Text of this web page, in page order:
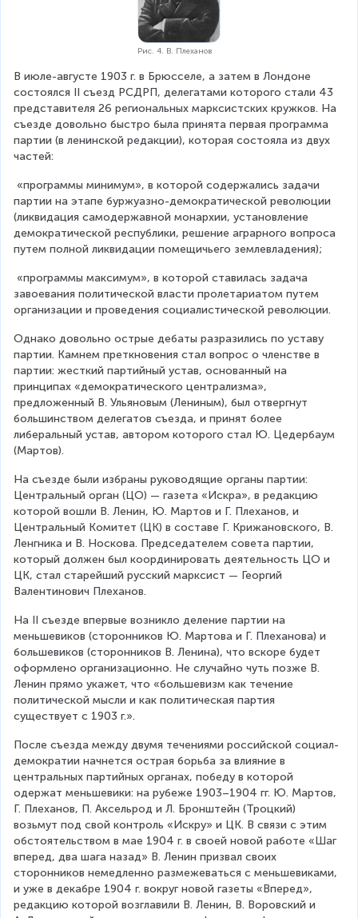
Рис. 4. В. Плеханов
В июле-августе 1903 г. в Брюсселе, а затем в Лондоне
состоялся II съезд РСДРП, делегатами которого стали 43
представителя 26 региональных марксистских кружков. На
съезде довольно быстро была принята первая программа
партии (в ленинской редакции), которая состояла из двух
частей:
«программы минимум», в которой содержались задачи
партии на этапе буржуазно-демократической революции
(ликвидация самодержавной монархии, установление
демократической республики, решение аграрного вопроса
путем полной ликвидации помещичьего землевладения);
«программы максимум», в которой ставилась задача
завоевания политической власти пролетариатом путем
организации и проведения социалистической революции.
Однако довольно острые дебаты разразились по уставу
партии. Камнем преткновения стал вопрос о членстве в
партии: жесткий партийный устав, основанный на
принципах «демократического централизма»,
предложенный В. Ульяновым (Лениным), был отвергнут
большинством делегатов съезда, и принят более
либеральный устав, автором которого стал Ю. Цедербаум
(Мартов).
На съезде были избраны руководящие органы партии:
Центральный орган (ЦО) — газета «Искра», в редакцию
которой вошли В. Ленин, Ю. Мартов и Г. Плеханов, и
Центральный Комитет (ЦК) в составе Г. Крижановского, В.
Ленгника и В. Носкова. Председателем совета партии,
который должен был координировать деятельность ЦО и
ЦК, стал старейший русский марксист — Георгий
Валентинович Плеханов.
На II съезде впервые возникло деление партии на
меньшевиков (сторонников Ю. Мартова и Г. Плеханова) и
большевиков (сторонников В. Ленина), что вскоре будет
оформлено организационно. Не случайно чуть позже В.
Ленин прямо укажет, что «большевизм как течение
политической мысли и как политическая партия
существует с 1903 г.».
После съезда между двумя течениями российской социал-
демократии начнется острая борьба за влияние в
центральных партийных органах, победу в которой
одержат меньшевики: на рубеже 1903–1904 гг. Ю. Мартов,
Г. Плеханов, П. Аксельрод и Л. Бронштейн (Троцкий)
возьмут под свой контроль «Искру» и ЦК. В связи с этим
обстоятельством в мае 1904 г. в своей новой работе «Шаг
вперед, два шага назад» В. Ленин призвал своих
сторонников немедленно размежеваться с меньшевиками,
и уже в декабре 1904 г. вокруг новой газеты «Вперед»,
редакцию которой возглавили В. Ленин, В. Воровский и